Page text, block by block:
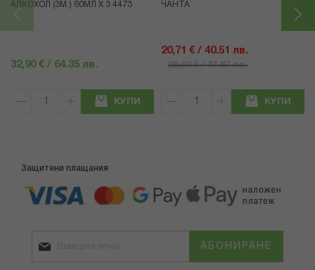
АЛКОХОЛ (3М.) 60МЛ X 3 4473
32,90 € / 64.35 лв.
КУПИ
ЧАНТА
20,71 € / 40.51 лв.
29,59 € / 57.87 лв.
КУПИ
Защитени плащания
АБОНИРАНЕ